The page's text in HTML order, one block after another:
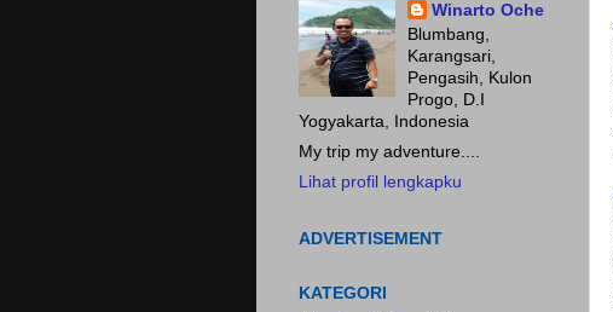
Winarto Oche
Blumbang,
Karangsari,
Pengasih, Kulon
Progo, D.I
Yogyakarta, Indonesia
My trip my adventure....
Lihat profil lengkapku
ADVERTISEMENT
KATEGORI